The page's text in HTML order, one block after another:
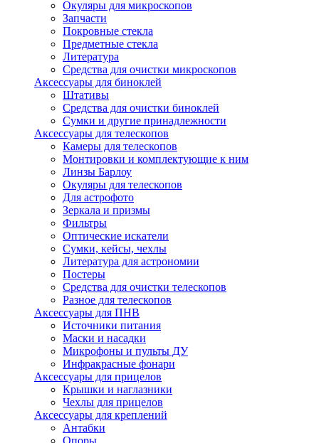
Окуляры для микроскопов
Запчасти
Покровные стекла
Предметные стекла
Литература
Средства для очистки микроскопов
Аксессуары для биноклей
Штативы
Средства для очистки биноклей
Сумки и другие принадлежности
Аксессуары для телескопов
Камеры для телескопов
Монтировки и комплектующие к ним
Линзы Барлоу
Окуляры для телескопов
Для астрофото
Зеркала и призмы
Фильтры
Оптические искатели
Сумки, кейсы, чехлы
Литература для астрономии
Постеры
Средства для очистки телескопов
Разное для телескопов
Аксессуары для ПНВ
Источники питания
Маски и насадки
Микрофоны и пульты ДУ
Инфракрасные фонари
Аксессуары для прицелов
Крышки и наглазники
Чехлы для прицелов
Аксессуары для креплений
Антабки
Опоры